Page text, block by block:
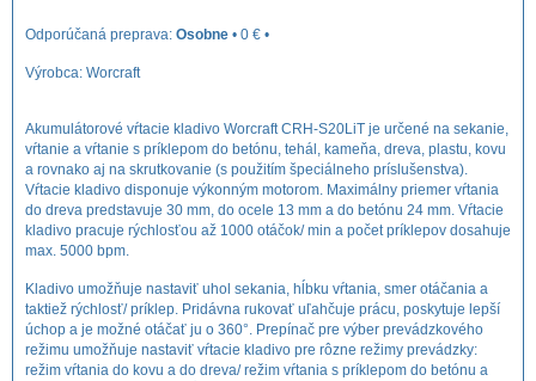
Osobne • 0 € •
Výrobca: Worcraft
Akumulátorové vŕtacie kladivo Worcraft CRH-S20LiT je určené na sekanie,
vŕtanie a vŕtanie s príklepom do betónu, tehál, kameňa, dreva, plastu, kovu
a rovnako aj na skrutkovanie (s použitím špeciálneho príslušenstva).
Vŕtacie kladivo disponuje výkonným motorom. Maximálny priemer vŕtania
do dreva predstavuje 30 mm, do ocele 13 mm a do betónu 24 mm. Vŕtacie
kladivo pracuje rýchlosťou až 1000 otáčok/ min a počet príklepov dosahuje
max. 5000 bpm.
Kladivo umožňuje nastaviť uhol sekania, hĺbku vŕtania, smer otáčania a
taktiež rýchlosť/ príklep. Pridávna rukovať uľahčuje prácu, poskytuje lepší
úchop a je možné otáčať ju o 360°. Prepínač pre výber prevádzkového
režimu umožňuje nastaviť vŕtacie kladivo pre rôzne režimy prevádzky:
režim vŕtania do kovu a do dreva/ režim vŕtania s príklepom do betónu a